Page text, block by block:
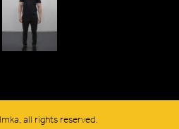
all rights reserved.